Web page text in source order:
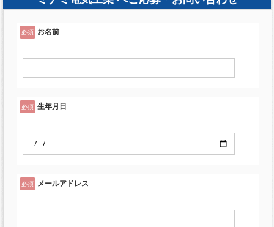
必須 お名前
必須 生年月日
必須 メールアドレス